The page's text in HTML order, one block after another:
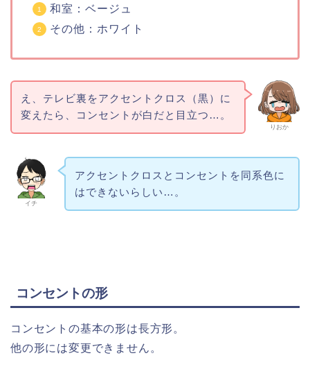
和室：ベージュ
その他：ホワイト
りおか
え、テレビ裏をアクセントクロス（黒）に
変えたら、コンセントが白だと目立つ…。
イチ
アクセントクロスとコンセントを同系色に
はできないらしい…。
コンセントの形
コンセントの基本の形は長方形。
他の形には変更できません。